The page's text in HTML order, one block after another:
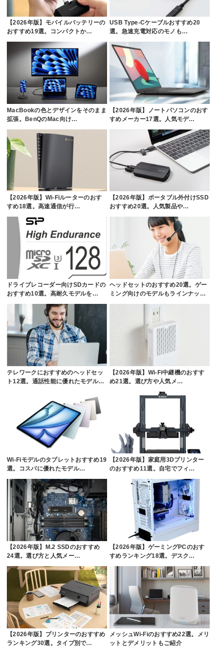
【2026年版】モバイルバッテリーの
おすすめ19選。コンパクトか…
USB Type-Cケーブルおすすめ20
選。急速充電対応のモノも…
MacBookの色とデザインをそのまま
拡張。BenQのMac向け…
【2026年版】ノートパソコンのおす
すめメーカー17選。人気モデ…
【2026年版】Wi-Fiルーターのおす
すめ18選。高速通信が行…
【2026年版】ポータブル外付けSSD
おすすめ20選。人気製品や…
ドライブレコーダー向けSDカードの
おすすめ10選。高耐久モデルを…
ヘッドセットのおすすめ20選。ゲー
ミング向けのモデルもラインナッ…
テレワークにおすすめのヘッドセッ
ト12選。通話性能に優れたモデル…
【2026年版】Wi-Fi中継機のおすす
め21選。選び方や人気メ…
Wi-Fiモデルのタブレットおすすめ19
選。コスパに優れたモデル…
【2026年版】家庭用3Dプリンター
のおすすめ11選。自宅でフィ…
【2026年版】M.2 SSDのおすすめ
24選。選び方と人気メー…
【2026年版】ゲーミングPCのおす
すめランキング18選。デスク…
【2026年版】プリンターのおすすめ
ランキング30選。タイプ別で…
メッシュWi-Fiのおすすめ22選。メリ
ットとデメリットもご紹介